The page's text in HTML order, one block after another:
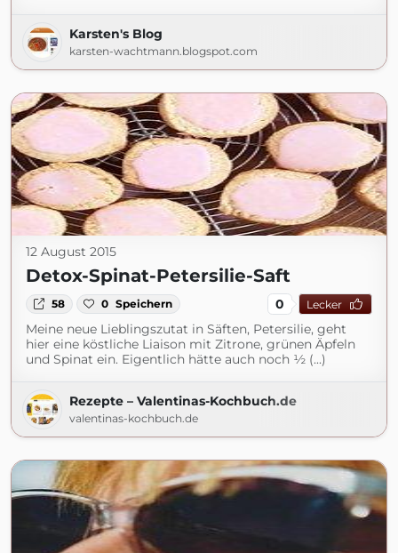
Karsten's Blog
karsten-wachtmann.blogspot.com
12 August 2015
Detox-Spinat-Petersilie-Saft
58 0 Speichern 0 Lecker
Meine neue Lieblingszutat in Säften, Petersilie, geht
hier eine köstliche Liaison mit Zitrone, grünen Äpfeln
und Spinat ein. Eigentlich hätte auch noch ½ (...)
Rezepte – Valentinas-Kochbuch.de
valentinas-kochbuch.de